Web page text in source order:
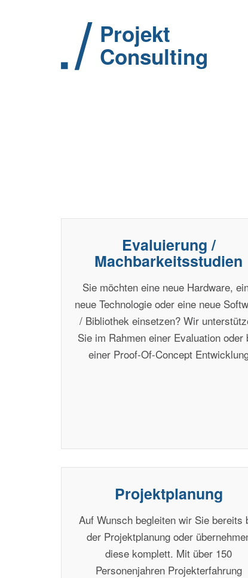
Projekt
Consulting
Evaluierung /
Machbarkeitsstudien
Sie möchten eine neue Hardware,
neue Technologie oder eine neue
/ Bibliothek einsetzen? Wir
Sie im Rahmen einer Evaluation oder
einer Proof-Of-Concept
Projektplanung
Auf Wunsch begleiten wir Sie bereits
der Projektplanung oder
diese komplett. Mit über 150
Personenjahren Projekterfahrung